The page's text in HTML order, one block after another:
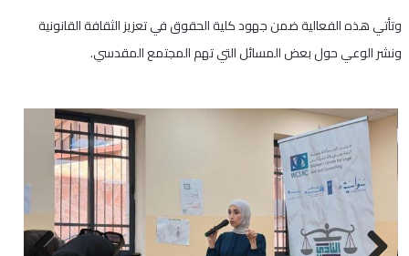
وتأتي هذه الفعالية ضمن جهود كلية الحقوق في تعزيز الثقافة القانونية
ونشر الوعي حول بعض المسائل التي تهم المجتمع المقدسي.